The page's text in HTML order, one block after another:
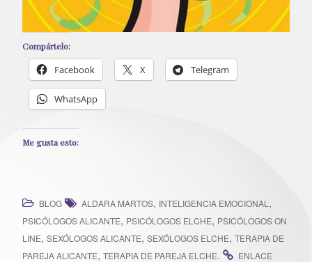
Compártelo:
Facebook X Telegram
WhatsApp
Me gusta esto:
BLOG ALDARA MARTOS, INTELIGENCIA EMOCIONAL ,
PSICÓLOGOS ALICANTE, PSICÓLOGOS ELCHE, PSICÓLOGOS ON
LINE, SEXÓLOGOS ALICANTE, SEXÓLOGOS ELCHE, TERAPIA DE
PAREJA ALICANTE, TERAPIA DE PAREJA ELCHE.
ENLACE